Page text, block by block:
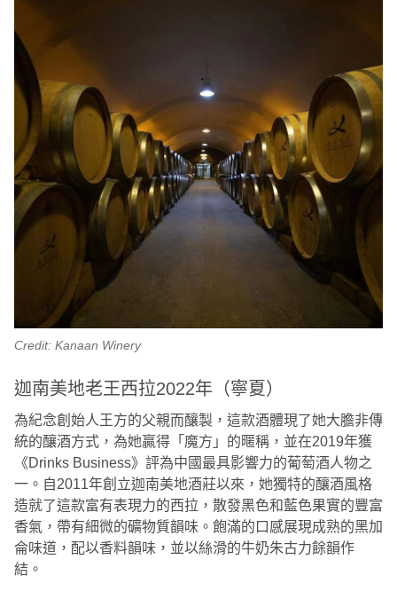
Credit: Kanaan Winery
迦南美地老王西拉2022年（寧夏）
為紀念創始人王方的父親而釀製，這款酒體現了她大膽非傳
統的釀酒方式，為她贏得「魔方」的暱稱，並在2019年獲
《Drinks Business》評為中國最具影響力的葡萄酒人物之
一。自2011年創立迦南美地酒莊以來，她獨特的釀酒風格
造就了這款富有表現力的西拉，散發黑色和藍色果實的豐富
香氣，帶有細微的礦物質韻味。飽滿的口感展現成熟的黑加
侖味道，配以香料韻味，並以絲滑的牛奶朱古力餘韻作
結。